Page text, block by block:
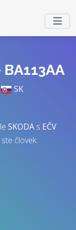
SK
SKODA s EČV
človek.